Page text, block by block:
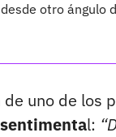
otro ángulo
uno de los
l: